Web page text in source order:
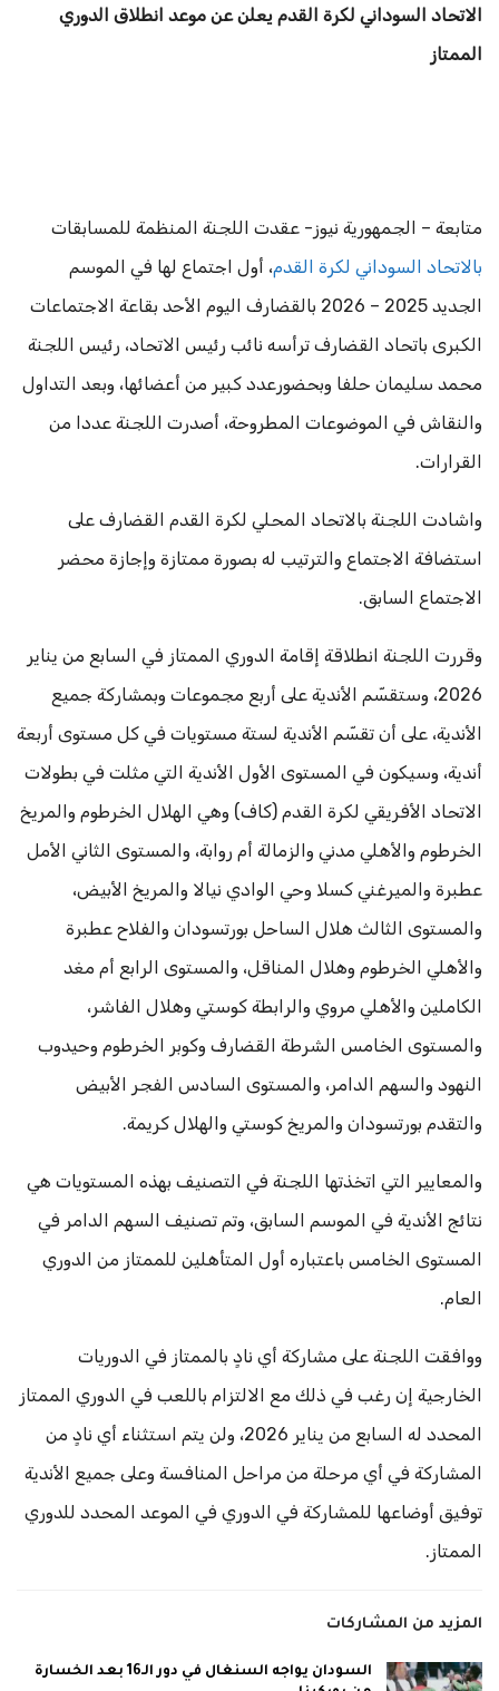
الاتحاد السوداني لكرة القدم يعلن عن موعد انطلاق الدوري
الممتاز
متابعة – الجمهورية نيوز- عقدت اللجنة المنظمة للمسابقات
بالاتحاد السوداني لكرة القدم، أول اجتماع لها في الموسم
الجديد 2025 – 2026 بالقضارف اليوم الأحد بقاعة الاجتماعات
الكبرى باتحاد القضارف ترأسه نائب رئيس الاتحاد، رئيس اللجنة
محمد سليمان حلفا وبحضورعدد كبير من أعضائها، وبعد التداول
والنقاش في الموضوعات المطروحة، أصدرت اللجنة عددا من
القرارات.
واشادت اللجنة بالاتحاد المحلي لكرة القدم القضارف على
استضافة الاجتماع والترتيب له بصورة ممتازة وإجازة محضر
الاجتماع السابق.
وقررت اللجنة انطلاقة إقامة الدوري الممتاز في السابع من يناير
2026، وستقسّم الأندية على أربع مجموعات وبمشاركة جميع
الأندية، على أن تقسّم الأندية لستة مستويات في كل مستوى أربعة
أندية، وسيكون في المستوى الأول الأندية التي مثلت في بطولات
الاتحاد الأفريقي لكرة القدم (كاف) وهي الهلال الخرطوم والمريخ
الخرطوم والأهلي مدني والزمالة أم روابة، والمستوى الثاني الأمل
عطبرة والميرغني كسلا وحي الوادي نيالا والمريخ الأبيض،
والمستوى الثالث هلال الساحل بورتسودان والفلاح عطبرة
والأهلي الخرطوم وهلال المناقل، والمستوى الرابع أم مغد
الكاملين والأهلي مروي والرابطة كوستي وهلال الفاشر،
والمستوى الخامس الشرطة القضارف وكوبر الخرطوم وحيدوب
النهود والسهم الدامر، والمستوى السادس الفجر الأبيض
والتقدم بورتسودان والمريخ كوستي والهلال كريمة.
والمعايير التي اتخذتها اللجنة في التصنيف بهذه المستويات هي
نتائج الأندية في الموسم السابق، وتم تصنيف السهم الدامر في
المستوى الخامس باعتباره أول المتأهلين للممتاز من الدوري
العام.
ووافقت اللجنة على مشاركة أي نادٍ بالممتاز في الدوريات
الخارجية إن رغب في ذلك مع الالتزام باللعب في الدوري الممتاز
المحدد له السابع من يناير 2026، ولن يتم استثناء أي نادٍ من
المشاركة في أي مرحلة من مراحل المنافسة وعلى جميع الأندية
توفيق أوضاعها للمشاركة في الدوري في الموعد المحدد للدوري
الممتاز.
المزيد من المشاركات
السودان يواجه السنغال في دور الـ16 بعد الخسارة